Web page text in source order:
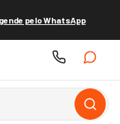
pelo WhatsApp